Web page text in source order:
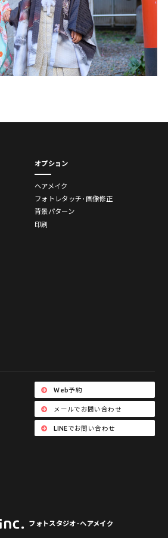
オプション
ヘアメイク
フォトレタッチ･画像修正
背景パターン
印刷
Web予約
メールでお問い合わせ
LINEでお問い合わせ
フォトスタジオ･ヘアメイク